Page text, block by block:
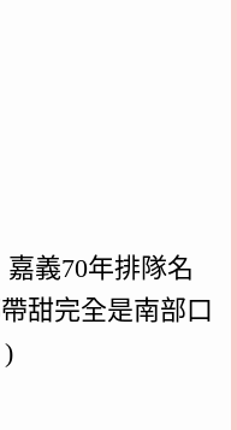
義70年排隊名
甜完全是南部口